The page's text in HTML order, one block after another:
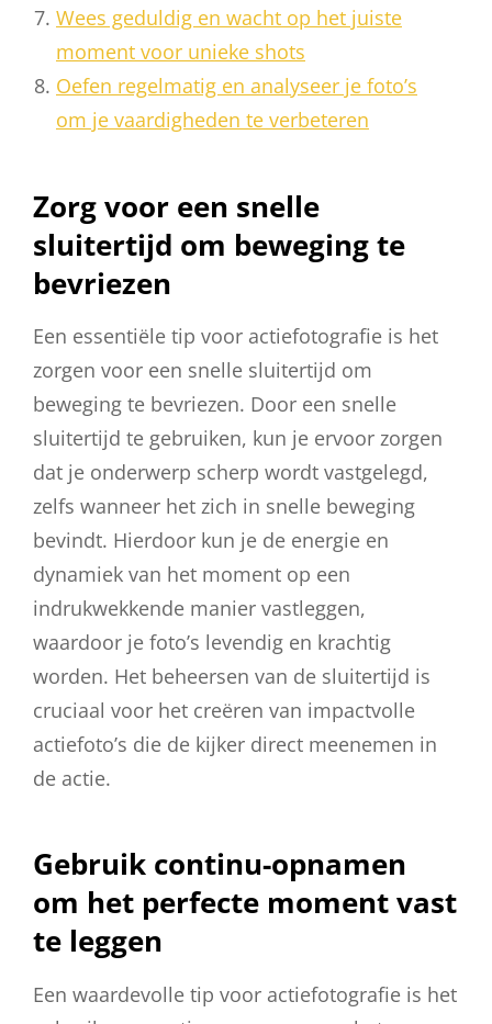
Wees geduldig en wacht op het juiste
moment voor unieke shots
Oefen regelmatig en analyseer je foto’s
om je vaardigheden te verbeteren
Zorg voor een snelle
sluitertijd om beweging te
bevriezen
Een essentiële tip voor actiefotografie is het
zorgen voor een snelle sluitertijd om
beweging te bevriezen. Door een snelle
sluitertijd te gebruiken, kun je ervoor zorgen
dat je onderwerp scherp wordt vastgelegd,
zelfs wanneer het zich in snelle beweging
bevindt. Hierdoor kun je de energie en
dynamiek van het moment op een
indrukwekkende manier vastleggen,
waardoor je foto’s levendig en krachtig
worden. Het beheersen van de sluitertijd is
cruciaal voor het creëren van impactvolle
actiefoto’s die de kijker direct meenemen in
de actie.
Gebruik continu-opnamen
om het perfecte moment vast
te leggen
Een waardevolle tip voor actiefotografie is het